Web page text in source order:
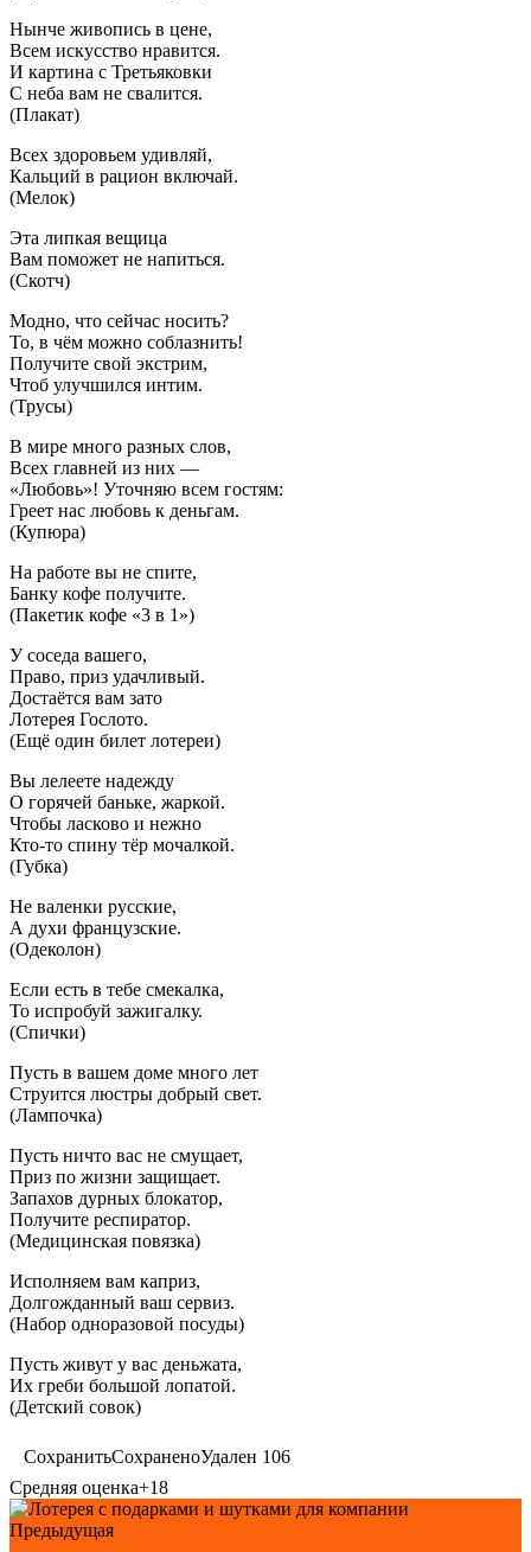
Нынче живопись в цене,
Всем искусство нравится.
И картина с Третьяковки
С неба вам не свалится.
(Плакат)
Всех здоровьем удивляй,
Кальций в рацион включай.
(Мелок)
Эта липкая вещица
Вам поможет не напиться.
(Скотч)
Модно, что сейчас носить?
То, в чём можно соблазнить!
Получите свой экстрим,
Чтоб улучшился интим.
(Трусы)
В мире много разных слов,
Всех главней из них —
«Любовь»! Уточняю всем гостям:
Греет нас любовь к деньгам.
(Купюра)
На работе вы не спите,
Банку кофе получите.
(Пакетик кофе «3 в 1»)
У соседа вашего,
Право, приз удачливый.
Достаётся вам зато
Лотерея Гослото.
(Ещё один билет лотереи)
Вы лелеете надежду
О горячей баньке, жаркой.
Чтобы ласково и нежно
Кто-то спину тёр мочалкой.
(Губка)
Не валенки русские,
А духи французские.
(Одеколон)
Если есть в тебе смекалка,
То испробуй зажигалку.
(Спички)
Пусть в вашем доме много лет
Струится люстры добрый свет.
(Лампочка)
Пусть ничто вас не смущает,
Приз по жизни защищает.
Запахов дурных блокатор,
Получите респиратор.
(Медицинская повязка)
Исполняем вам каприз,
Долгожданный ваш сервиз.
(Набор одноразовой посуды)
Пусть живут у вас деньжата,
Их греби большой лопатой.
(Детский совок)
СохранитьСохраненоУдален 106
Средняя оценка+18
Предыдущая